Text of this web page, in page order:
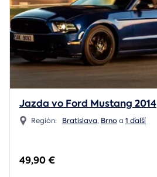
Jazda vo Ford Mustang 2014
Región: Bratislava, Brnoa 1 ďalší
49,90 €